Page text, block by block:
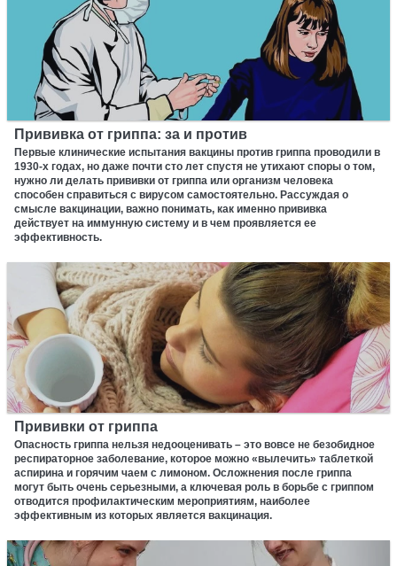
Прививка от гриппа: за и против
Первые клинические испытания вакцины против гриппа проводили в
1930-х годах, но даже почти сто лет спустя не утихают споры о том,
нужно ли делать прививки от гриппа или организм человека
способен справиться с вирусом самостоятельно. Рассуждая о
смысле вакцинации, важно понимать, как именно прививка
действует на иммунную систему и в чем проявляется ее
эффективность.
Прививки от гриппа
Опасность гриппа нельзя недооценивать – это вовсе не безобидное
респираторное заболевание, которое можно «вылечить» таблеткой
аспирина и горячим чаем с лимоном. Осложнения после гриппа
могут быть очень серьезными, а ключевая роль в борьбе с гриппом
отводится профилактическим мероприятиям, наиболее
эффективным из которых является вакцинация.